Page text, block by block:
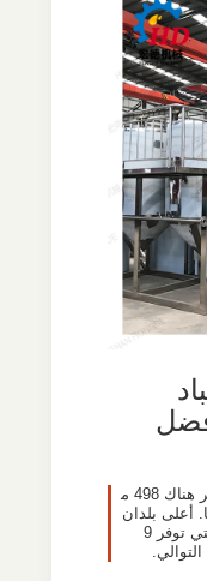
مكبس زيت عباد الشمس المشترك مع فلتر هناك 498 م
أعلى بلدان
العرض أو المناطق هي الصين، وIndia ، والتي توفر 9